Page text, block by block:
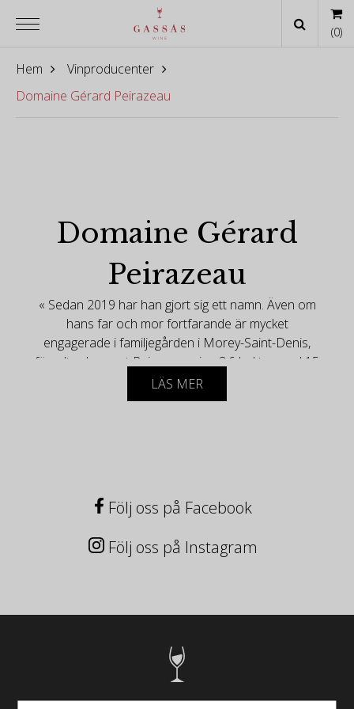
Hem
Vinproducenter
Domaine Gérard Peirazeau
Domaine Gérard
Peirazeau
« Sedan 2019 har han gjort sig ett namn. Även om
hans far och mor fortfarande är mycket
engagerade i familjegården i Morey-Saint-Denis,
förvaltar Laurent Peirazeau sina 3,6 hektar med 15
000 flaskor per år, fördelade på 13 appellationer, på
sitt eget sätt, ivrigt. Liksom sina förfäder, från
Gården, som varit vinodlare i fyra generationer,
Hans mormor Bernadette Peirazeau Groffier ärvde
arv.
Om vingården
Egendomen täcker 3 hektar och 65 ar fördelade
LÄS MER
Följ oss på Facebook
Följ oss på Instagram
(0)